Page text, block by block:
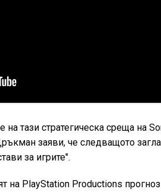
тази стратегическа среща на
заяви, че следващото
за игрите".
на PlayStation Productions